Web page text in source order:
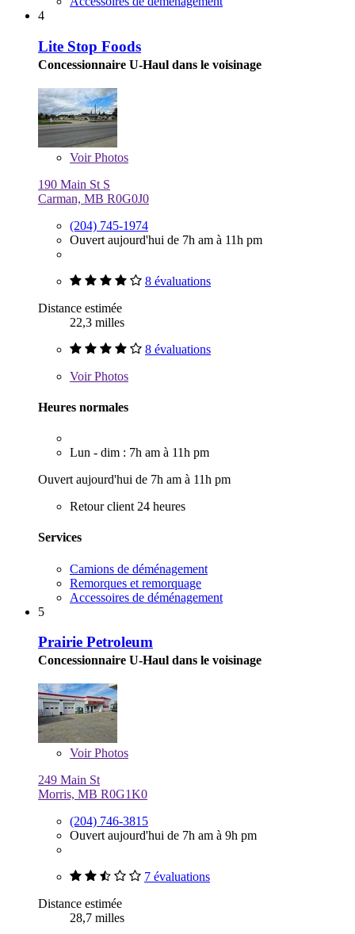
4
Lite Stop Foods
Concessionnaire U-Haul dans le voisinage
VoirPhotos
190 Main St S
Carman, MB R0G0J0
(204) 745-1974
Ouvert aujourd'hui de 7h am à 11h pm
8 évaluations
Distance estimée
22,3 milles
8 évaluations
VoirPhotos
Heures normales
Lun - dim : 7h am à 11h pm
Ouvert aujourd'hui de 7h am à 11h pm
Retour client 24 heures
Services
Camions de déménagement
Remorques et remorquage
Accessoires de déménagement
5
Prairie Petroleum
Concessionnaire U-Haul dans le voisinage
VoirPhotos
249 Main St
Morris, MB R0G1K0
(204) 746-3815
Ouvert aujourd'hui de 7h am à 9h pm
7 évaluations
Distance estimée
28,7 milles